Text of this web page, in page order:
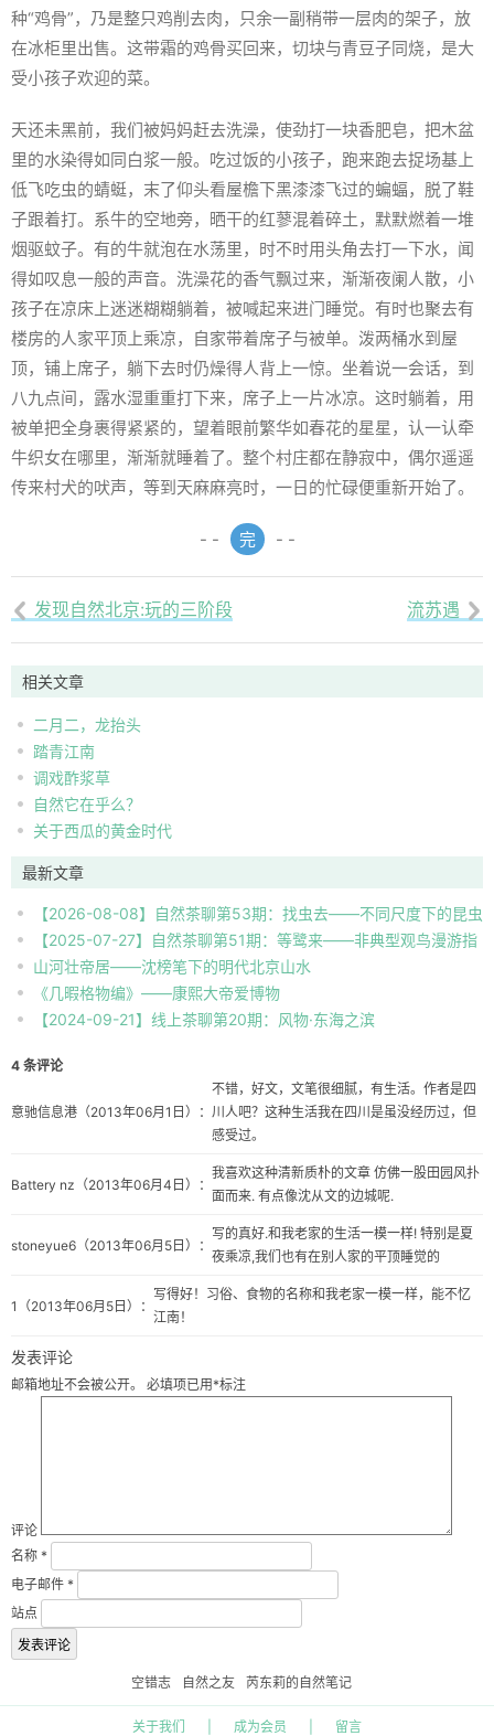
种“鸡骨”，乃是整只鸡削去肉，只余一副稍带一层肉的架子，放
在冰柜里出售。这带霜的鸡骨买回来，切块与青豆子同烧，是大
受小孩子欢迎的菜。
天还未黑前，我们被妈妈赶去洗澡，使劲打一块香肥皂，把木盆
里的水染得如同白浆一般。吃过饭的小孩子，跑来跑去捉场基上
低飞吃虫的蜻蜓，末了仰头看屋檐下黑漆漆飞过的蝙蝠，脱了鞋
子跟着打。系牛的空地旁，晒干的红蓼混着碎土，默默燃着一堆
烟驱蚊子。有的牛就泡在水荡里，时不时用头角去打一下水，闻
得如叹息一般的声音。洗澡花的香气飘过来，渐渐夜阑人散，小
孩子在凉床上迷迷糊糊躺着，被喊起来进门睡觉。有时也聚去有
楼房的人家平顶上乘凉，自家带着席子与被单。泼两桶水到屋
顶，铺上席子，躺下去时仍燥得人背上一惊。坐着说一会话，到
八九点间，露水湿重重打下来，席子上一片冰凉。这时躺着，用
被单把全身裹得紧紧的，望着眼前繁华如春花的星星，认一认牵
牛织女在哪里，渐渐就睡着了。整个村庄都在静寂中，偶尔遥遥
传来村犬的吠声，等到天麻麻亮时，一日的忙碌便重新开始了。
- - 完 - -
 发现自然北京:玩的三阶段 流苏遇 
相关文章
二月二，龙抬头
踏青江南
调戏酢浆草
自然它在乎么？
关于西瓜的黄金时代
最新文章
【2026-08-08】自然茶聊第53期：找虫去——不同尺度下的昆虫
自然观察
【2025-07-27】自然茶聊第51期：等鹭来——非典型观鸟漫游指
南
山河壮帝居——沈榜笔下的明代北京山水
《几暇格物编》——康熙大帝爱博物
【2024-09-21】线上茶聊第20期：风物·东海之滨
4 条评论
意驰信息港 （2013年06月1日）：
不错，好文，文笔很细腻，有生活。作者是四
川人吧？这种生活我在四川是虽没经历过，但
感受过。
Battery nz （2013年06月4日）：
我喜欢这种清新质朴的文章 仿佛一股田园风扑
面而来. 有点像沈从文的边城呢.
stoneyue6 （2013年06月5日）：
写的真好.和我老家的生活一模一样! 特别是夏
夜乘凉,我们也有在别人家的平顶睡觉的
1 （2013年06月5日）：
写得好！习俗、食物的名称和我老家一模一样，能不忆
江南！
发表评论
邮箱地址不会被公开。 必填项已用*标注
评论
名称 *
电子邮件 *
站点
空错志 自然之友 芮东莉的自然笔记
关于我们 成为会员 留言